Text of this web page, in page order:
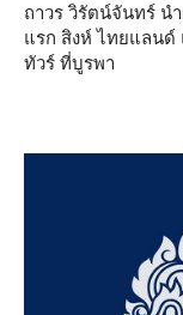
ถาวร วิรัตน์จันทร์ น
แรก สิงห์ ไทยแลนด์
ทัวร์ ที่บูรพา